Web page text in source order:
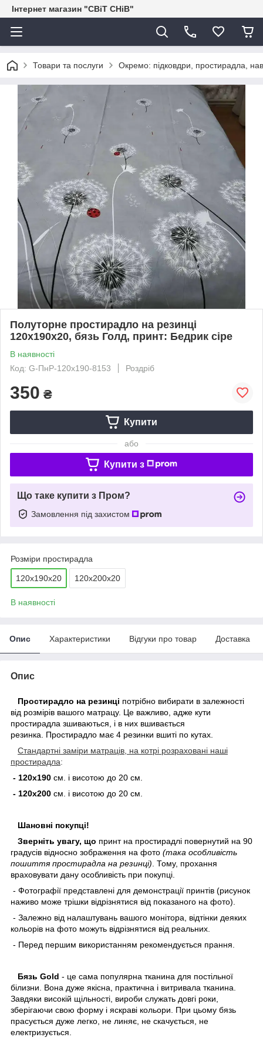
Інтернет магазин "СВіТ СНіВ"
Товари та послуги Окремо: підковдри, простирадла,
Полуторне простирадло на резинці
120х190х20, бязь Голд, принт: Бедрик сіре
В наявності
Код: G-ПнР-120х190-8153
Роздріб
350 ₴
Купити
або
Купити з
Що таке купити з Пром?
Замовлення під захистом
Розміри простирадла
120х190х20 120х200х20
В наявності
Опис Характеристики Відгуки про товар Доставка
Опис
Простирадло на резинці потрібно вибирати в залежності
від розмірів вашого матрацу. Це важливо, адже кути
простирадла зшиваються, і в них вшивається
резинка. Простирадло має 4 резинки вшиті по кутах.
Стандартні заміри матраців, на котрі розраховані наші
простирадла:
- 120х190 см. і висотою до 20 см.
- 120х200 см. і висотою до 20 см.
Шановні покупці!
Зверніть увагу, що принт на простирадлі повернутий на 90
градусів відносно зображення на фото (така особливість
пошиття простирадла на резинці) . Тому, прохання
враховувати дану особливість при покупці.
- Фотографії представлені для демонстрації принтів (рисунок
наживо може трішки відрізнятися від показаного на фото).
- Залежно від налаштувань вашого монітора, відтінки деяких
кольорів на фото можуть відрізнятися від реальних.
- Перед першим використанням рекомендується прання.
Бязь Gold - це сама популярна тканина для постільної
білизни. Вона дуже якісна, практична і витривала тканина.
Завдяки високій щільності, вироби служать довгі роки,
зберігаючи свою форму і яскраві кольори. При цьому бязь
прасується дуже легко, не линяє, не скачується, не
електризується.